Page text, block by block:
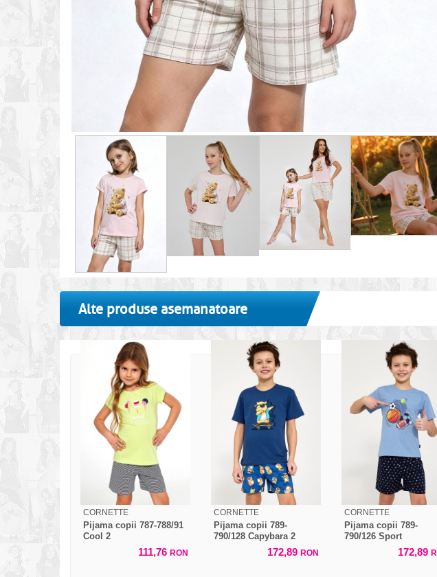
Alte produse asemanatoare
CORNETTE
Pijama copii 787-788/91
Cool 2
111,76 RON
CORNETTE
Pijama copii 789-
790/128 Capybara 2
172,89 RON
CORNETTE
Pijama copii 789-
790/126 Sport
172,89